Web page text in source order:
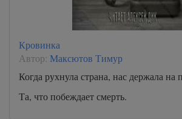
Кровинка
Автор: Максютов Тимур
Когда рухнула страна, нас держала на
Та, что побеждает смерть.